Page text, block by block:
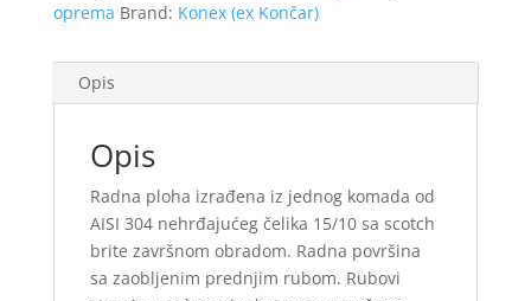
oprema Brand: Konex (ex Končar)
Opis
Opis
Radna ploha izrađena iz jednog komada od
AISI 304 nehrđajućeg čelika 15/10 sa scotch
brite završnom obradom. Radna površina
sa zaobljenim prednjim rubom. Rubovi